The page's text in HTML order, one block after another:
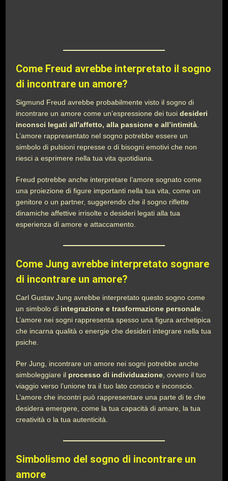
Come Freud avrebbe interpretato il sogno
di incontrare un amore?
Sigmund Freud avrebbe probabilmente visto il sogno di
incontrare un amore come un’espressione dei tuoidesideri
inconsci legati all’affetto, alla passione e all’intimità
L’amore rappresentato nel sogno potrebbe essere un
simbolo di pulsioni represse o di bisogni emotivi che non
riesci a esprimere nella tua vita quotidiana.
Freud potrebbe anche interpretare l’amore sognato come
una proiezione di figure importanti nella tua vita, come un
genitore o un partner, suggerendo che il sogno riflette
dinamiche affettive irrisolte o desideri legati alla tua
esperienza di amore e attaccamento.
Come Jung avrebbe interpretato sognare
di incontrare un amore?
Carl Gustav Jung avrebbe interpretato questo sogno come
un simbolo di integrazione e trasformazione personale
L’amore nei sogni rappresenta spesso una figura archetipica
che incarna qualità o energie che desideri integrare nella tua
psiche.
Per Jung, incontrare un amore nei sogni potrebbe anche
simboleggiare il processo di individuazione , ovvero il tuo
viaggio verso l’unione tra il tuo lato conscio e inconscio.
L’amore che incontri può rappresentare una parte di te che
desidera emergere, come la tua capacità di amare, la tua
creatività o la tua autenticità.
Simbolismo del sogno di incontrare un
amore